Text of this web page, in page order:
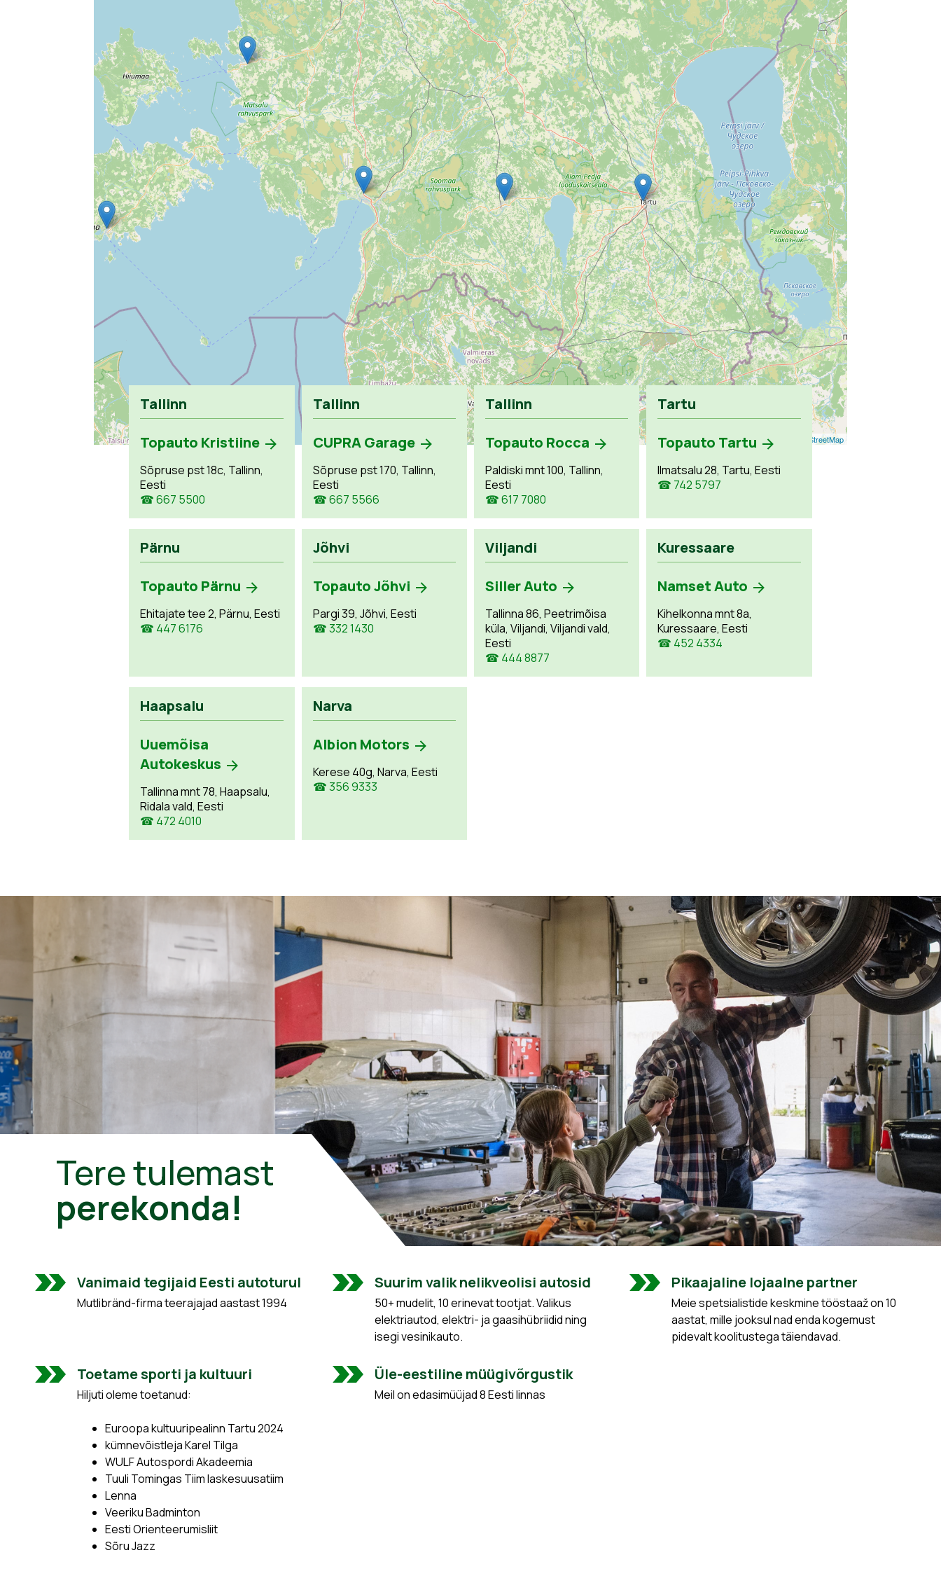
Leaflet OpenStreetMap
Tallinn
Topauto Kristiine
Sõpruse pst 18c, Tallinn,
Eesti
☎ 667 5500
Tallinn
CUPRA Garage
Sõpruse pst 170, Tallinn,
Eesti
☎ 667 5566
Tallinn
Topauto Rocca
Paldiski mnt 100, Tallinn,
Eesti
☎ 617 7080
Tartu
Topauto Tartu
Ilmatsalu 28, Tartu, Eesti
☎ 742 5797
Pärnu
Topauto Pärnu
Ehitajate tee 2, Pärnu, Eesti
☎ 447 6176
Jõhvi
Topauto Jõhvi
Pargi 39, Jõhvi, Eesti
☎ 332 1430
Viljandi
Siller Auto
Tallinna 86, Peetrimõisa
küla, Viljandi, Viljandi vald,
Eesti
☎ 444 8877
Kuressaare
Namset Auto
Kihelkonna mnt 8a,
Kuressaare, Eesti
☎ 452 4334
Haapsalu
Uuemõisa
Autokeskus
Tallinna mnt 78, Haapsalu,
Ridala vald, Eesti
☎ 472 4010
Narva
Albion Motors
Kerese 40g, Narva, Eesti
☎ 356 9333
Tere tulemast
perekonda!
Vanimaid tegijaid Eesti autoturul
Mutlibränd-firma teerajajad aastast 1994
Suurim valik nelikveolisi autosid
50+ mudelit, 10 erinevat tootjat. Valikus
elektriautod, elektri- ja gaasihübriidid ning
isegi vesinikauto.
Pikaajaline lojaalne partner
Meie spetsialistide keskmine tööstaaž on 10
aastat, mille jooksul nad enda kogemust
pidevalt koolitustega täiendavad.
Toetame sporti ja kultuuri
Hiljuti oleme toetanud:
Euroopa kultuuripealinn Tartu 2024
kümnevõistleja Karel Tilga
WULF Autospordi Akadeemia
Tuuli Tomingas Tiim laskesuusatiim
Lenna
Veeriku Badminton
Eesti Orienteerumisliit
Sõru Jazz
Üle-eestiline müügivõrgustik
Meil on edasimüüjad 8 Eesti linnas